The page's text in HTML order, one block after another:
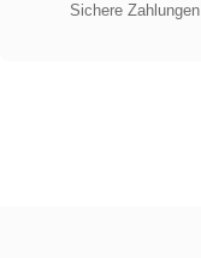
Sichere Zahlungen